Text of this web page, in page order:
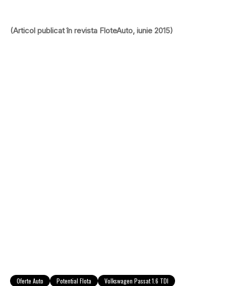
(Articol publicat în revista FloteAuto, iunie 2015)
Oferte Auto Potential Flota Volkswagen Passat 1.6 TDI